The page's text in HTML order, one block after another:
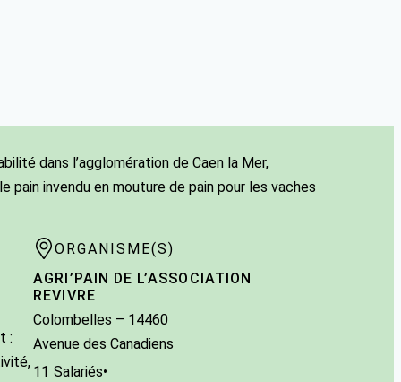
dans l’agglomération de Caen la Mer,
pain invendu en mouture de pain pour les vaches
:
ORGANISME(S)
AGRI’PAIN DE L’ASSOCIATION
REVIVRE
Colombelles – 14460
Avenue des Canadiens
11 Salariés•